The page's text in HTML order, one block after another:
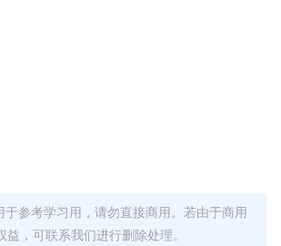
参考学习用，请勿直接商用。若由于商用
，可联系我们进行删除处理。